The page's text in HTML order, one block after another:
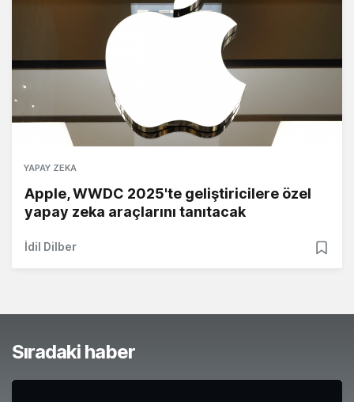
YAPAY ZEKA
Apple, WWDC 2025'te geliştiricilere özel
yapay zeka araçlarını tanıtacak
İdil Dilber
Sıradaki haber